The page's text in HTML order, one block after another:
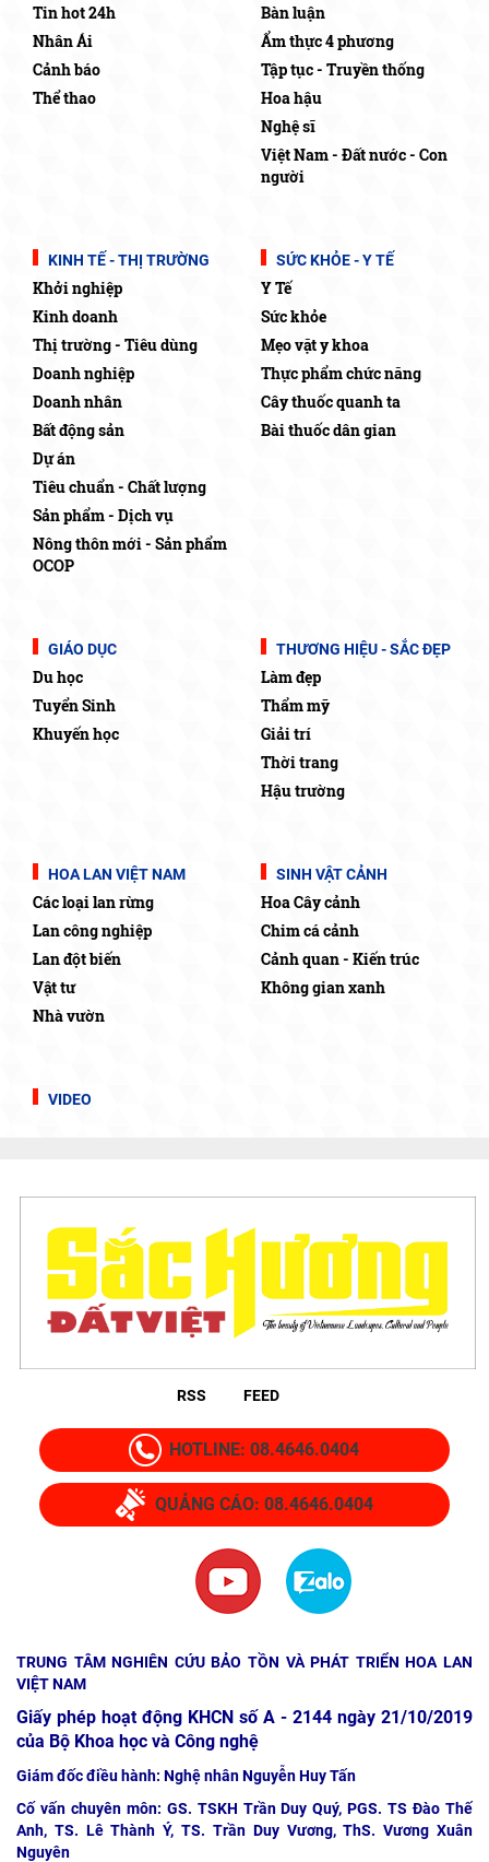
Tin hot 24h
Nhân Ái
Cảnh báo
Thể thao
Bàn luận
Ẩm thực 4 phương
Tập tục - Truyền thống
Hoa hậu
Nghệ sĩ
Việt Nam - Đất nước - Con
người
KINH TẾ - THỊ TRƯỜNG
Khởi nghiệp
Kinh doanh
Thị trường - Tiêu dùng
Doanh nghiệp
Doanh nhân
Bất động sản
Dự án
Tiêu chuẩn - Chất lượng
Sản phẩm - Dịch vụ
Nông thôn mới - Sản phẩm
OCOP
SỨC KHỎE - Y TẾ
Y Tế
Sức khỏe
Mẹo vặt y khoa
Thực phẩm chức năng
Cây thuốc quanh ta
Bài thuốc dân gian
GIÁO DỤC
Du học
Tuyển Sinh
Khuyến học
THƯƠNG HIỆU - SẮC ĐẸP
Làm đẹp
Thẩm mỹ
Giải trí
Thời trang
Hậu trường
HOA LAN VIỆT NAM
Các loại lan rừng
Lan công nghiệp
Lan đột biến
Vật tư
Nhà vườn
SINH VẬT CẢNH
Hoa Cây cảnh
Chim cá cảnh
Cảnh quan - Kiến trúc
Không gian xanh
VIDEO
RSS FEED
HOTLINE: 08.4646.0404
QUẢNG CÁO: 08.4646.0404
TRUNG TÂM NGHIÊN CỨU BẢO TỒN VÀ PHÁT TRIỂN HOA LAN
VIỆT NAM
Giấy phép hoạt động KHCN số A - 2144 ngày 21/10/2019
của Bộ Khoa học và Công nghệ
Giám đốc điều hành: Nghệ nhân Nguyễn Huy Tấn
Cố vấn chuyên môn: GS. TSKH Trần Duy Quý, PGS. TS Đào Thế
Anh, TS. Lê Thành Ý, TS. Trần Duy Vương, ThS. Vương Xuân
Nguyên